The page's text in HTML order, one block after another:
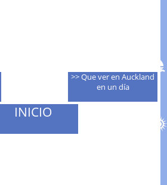
>> Que ver en Auckland
en un día
INICIO